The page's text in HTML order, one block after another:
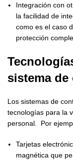
Integración con
la facilidad de
como es el caso
protección
sistema
Los sistemas de
tecnologías para la
personal. Por
Tarjetas
magnética que